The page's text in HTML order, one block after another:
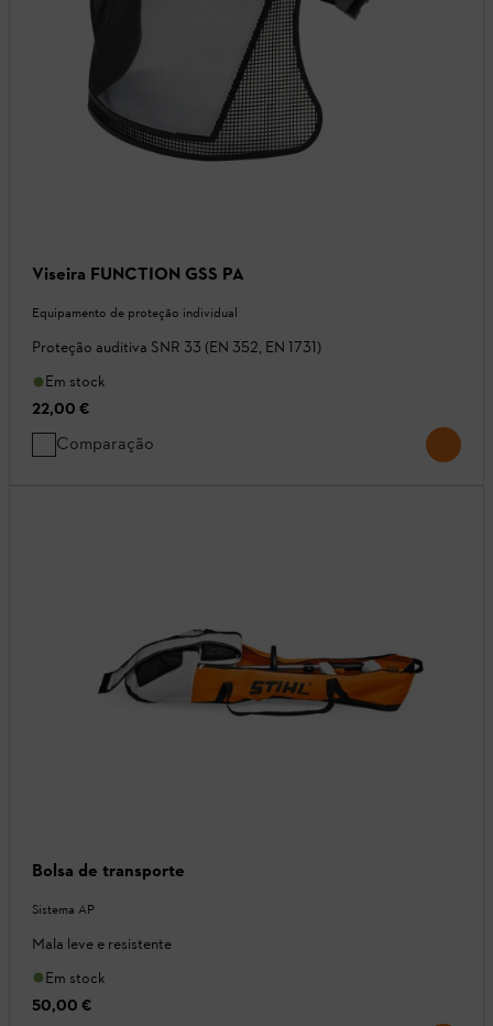
Viseira FUNCTION GSS PA
Equipamento de proteção individual
Proteção auditiva SNR 33 (EN 352, EN 1731)
Em stock
22,00 €
Comparação
Bolsa de transporte
Sistema AP
Mala leve e resistente
Em stock
50,00 €